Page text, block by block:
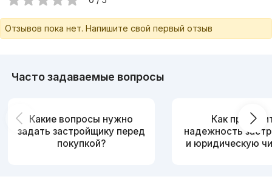
Отзывов пока нет. Напишите свой первый отзыв
Часто задаваемые вопросы
Какие вопросы нужно
задать застройщику перед
покупкой?
Как
надежность
и юридическую